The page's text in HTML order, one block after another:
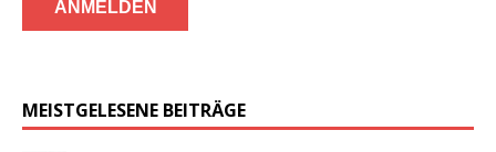
MEISTGELESENE BEITRÄGE